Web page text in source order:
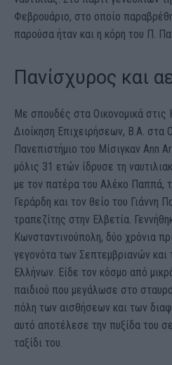
Φεβρουάριο, στο οποίο
παρούσα ήταν και η κόρη του Π.
Πανίσχυρος και
Με σπουδές στα Οικονομικά στις
Διοίκηση Επιχειρήσεων, B.A. στα
Πανεπιστήμιο του Μίσιγκαν Ann
μόλις 31 ετών ίδρυσε τη
με τον πατέρα του Αλέκο Παππά,
Γεράρδη και τον θείο του Γιάννη
τραπεζίτης στην Ελβετία.
Κωνσταντινούπολη, δύο χρόνια
γεγονότα των Σεπτεμβριανών
Ελλήνων. Είδε τον κόσμο από
παιδιού που μεγάλωσε στο
πόλη των αισθήσεων και των
αυτό αποτέλεσε την πυξίδα του
ταξίδι του.